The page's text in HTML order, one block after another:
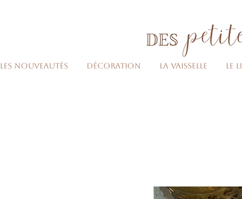
Les nouveautés Décoration La vaisselle Le